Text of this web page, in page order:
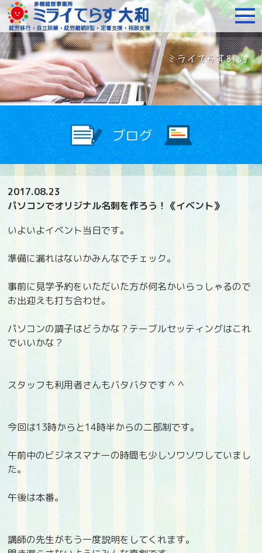
障がいをお持ちの方へ
2017.08.23
パソコンでオリジナル名刺を作ろう！《イベント》
いよいよイベント当日です。
準備に漏れはないかみんなでチェック。
事前に見学予約をいただいた方が何名かいらっしゃるので
お出迎えも打ち合わせ。
パソコンの調子はどうかな？テーブルセッティングはこれ
でいいかな？
スタッフも利用者さんもバタバタです＾＾
今回は13時からと14時半からの二部制です。
午前中のビジネスマナーの時間も少しソワソワしていまし
た。
午後は本番。
講師の先生がもう一度説明をしてくれます。